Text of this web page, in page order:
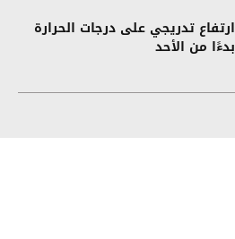
ارتفاع تدريجي على درجات الحرارة
بدءًا من الأحد